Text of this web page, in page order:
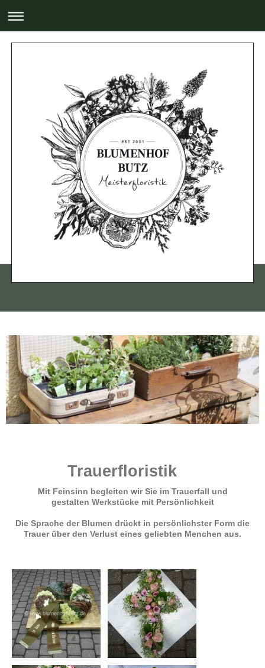
Trauerfloristik
Mit Feinsinn begleiten wir Sie im Trauerfall und
gestalten Werkstücke mit Persönlichkeit
Die Sprache der Blumen drückt in persönlichster Form die
Trauer über den Verlust eines geliebten Menchen aus.